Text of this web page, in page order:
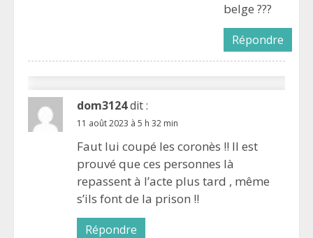
belge ???
Répondre
dom3124dit :
11 août 2023 à 5 h 32 min
Faut lui coupé les coronès !! Il est
prouvé que ces personnes là
repassent à l’acte plus tard , même
s’ils font de la prison !!
Répondre